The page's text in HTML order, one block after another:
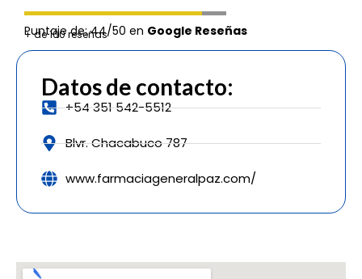
Puntaje de: 44/50 en Google Reseñas
+ de 100 reseñas
Datos de contacto:
+54 351 542-5512
Blvr. Chacabuco 787
www.farmaciageneralpaz.com/